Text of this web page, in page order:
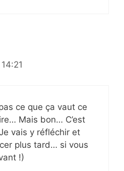
ce que ça vaut ce
Mais bon… C’est
vais y réfléchir et
plus tard… si vous
!)